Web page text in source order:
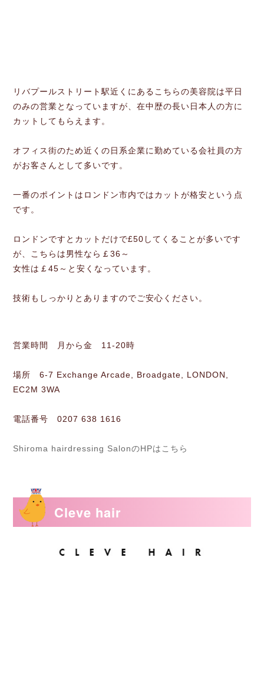
リバプールストリート駅近くにあるこちらの美容院は平日
のみの営業となっていますが、在中歴の長い日本人の方に
カットしてもらえます。
オフィス街のため近くの日系企業に勤めている会社員の方
がお客さんとして多いです。
一番のポイントはロンドン市内ではカットが格安という点
です。
ロンドンですとカットだけで£50してくることが多いです
が、こちらは男性なら￡36～
女性は￡45～と安くなっています。
技術もしっかりとありますのでご安心ください。
営業時間 月から金 11-20時
場所 6-7 Exchange Arcade, Broadgate, LONDON,
EC2M 3WA
電話番号 0207 638 1616
Shiroma hairdressing SalonのHPはこちら
Cleve hair